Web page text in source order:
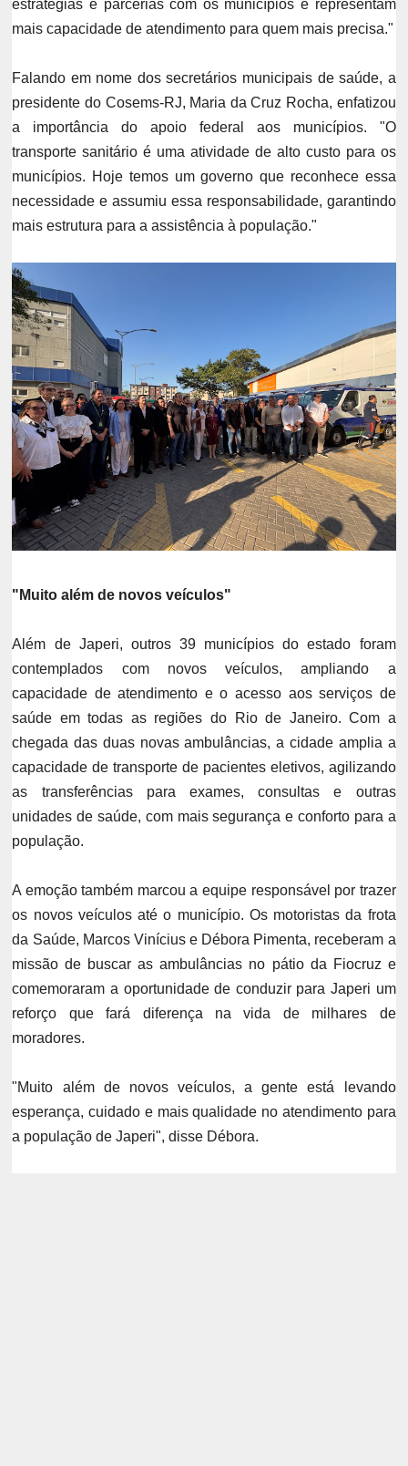
estratégias e parcerias com os municípios e representam
mais capacidade de atendimento para quem mais precisa."
Falando em nome dos secretários municipais de saúde, a
presidente do Cosems-RJ, Maria da Cruz Rocha, enfatizou
a importância do apoio federal aos municípios. "O
transporte sanitário é uma atividade de alto custo para os
municípios. Hoje temos um governo que reconhece essa
necessidade e assumiu essa responsabilidade, garantindo
mais estrutura para a assistência à população."
"Muito além de novos veículos"
Além de Japeri, outros 39 municípios do estado foram
contemplados com novos veículos, ampliando a
capacidade de atendimento e o acesso aos serviços de
saúde em todas as regiões do Rio de Janeiro.Com a
chegada das duas novas ambulâncias, a cidade amplia a
capacidade de transporte de pacientes eletivos, agilizando
as transferências para exames, consultas e outras
unidades de saúde, com mais segurança e conforto para a
população.
A emoção também marcou a equipe responsável por trazer
os novos veículos até o município. Os motoristas da frota
da Saúde, Marcos Vinícius e Débora Pimenta, receberam a
missão de buscar as ambulâncias no pátio da Fiocruz e
comemoraram a oportunidade de conduzir para Japeri um
reforço que fará diferença na vida de milhares de
moradores.
"Muito além de novos veículos, a gente está levando
esperança, cuidado e mais qualidade no atendimento para
a população de Japeri", disse Débora.